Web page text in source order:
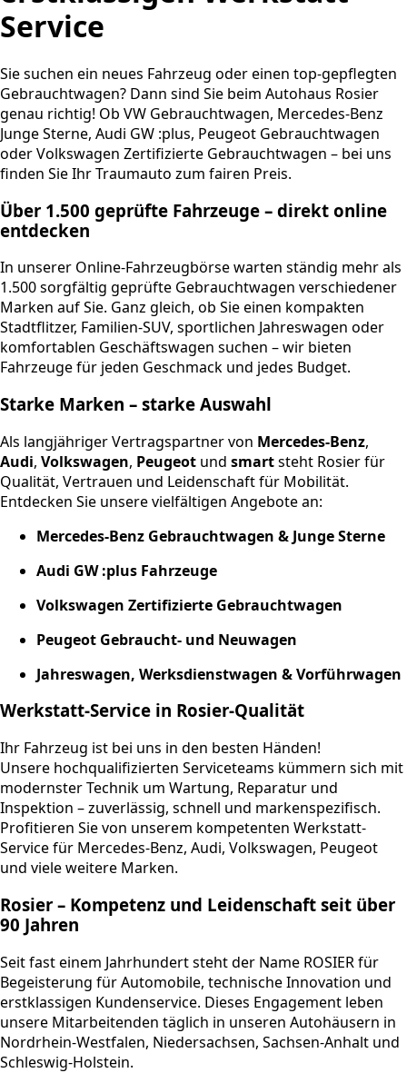
Service
Sie suchen ein neues Fahrzeug oder einen top-gepflegten
Gebrauchtwagen? Dann sind Sie beim Autohaus Rosier
genau richtig! Ob VW Gebrauchtwagen, Mercedes-Benz
Junge Sterne, Audi GW :plus, Peugeot Gebrauchtwagen
oder Volkswagen Zertifizierte Gebrauchtwagen – bei uns
finden Sie Ihr Traumauto zum fairen Preis.
Über 1.500 geprüfte Fahrzeuge – direkt online
entdecken
In unserer Online-Fahrzeugbörse warten ständig mehr als
1.500 sorgfältig geprüfte Gebrauchtwagen verschiedener
Marken auf Sie. Ganz gleich, ob Sie einen kompakten
Stadtflitzer, Familien-SUV, sportlichen Jahreswagen oder
komfortablen Geschäftswagen suchen – wir bieten
Fahrzeuge für jeden Geschmack und jedes Budget.
Starke Marken – starke Auswahl
Als langjähriger Vertragspartner von Mercedes-Benz,
Audi, Volkswagen, Peugeot und smartsteht Rosier für
Qualität, Vertrauen und Leidenschaft für Mobilität.
Entdecken Sie unsere vielfältigen Angebote an:
Mercedes-Benz Gebrauchtwagen & Junge Sterne
Audi GW :plus Fahrzeuge
Volkswagen Zertifizierte Gebrauchtwagen
Peugeot Gebraucht- und Neuwagen
Jahreswagen, Werksdienstwagen & Vorführwagen
Werkstatt-Service in Rosier-Qualität
Ihr Fahrzeug ist bei uns in den besten Händen!
Unsere hochqualifizierten Serviceteams kümmern sich mit
modernster Technik um Wartung, Reparatur und
Inspektion – zuverlässig, schnell und markenspezifisch.
Profitieren Sie von unserem kompetenten Werkstatt-
Service für Mercedes-Benz, Audi, Volkswagen, Peugeot
und viele weitere Marken.
Rosier – Kompetenz und Leidenschaft seit über
90 Jahren
Seit fast einem Jahrhundert steht der Name ROSIER für
Begeisterung für Automobile, technische Innovation und
erstklassigen Kundenservice. Dieses Engagement leben
unsere Mitarbeitenden täglich in unseren Autohäusern in
Nordrhein-Westfalen, Niedersachsen, Sachsen-Anhalt und
Schleswig-Holstein.